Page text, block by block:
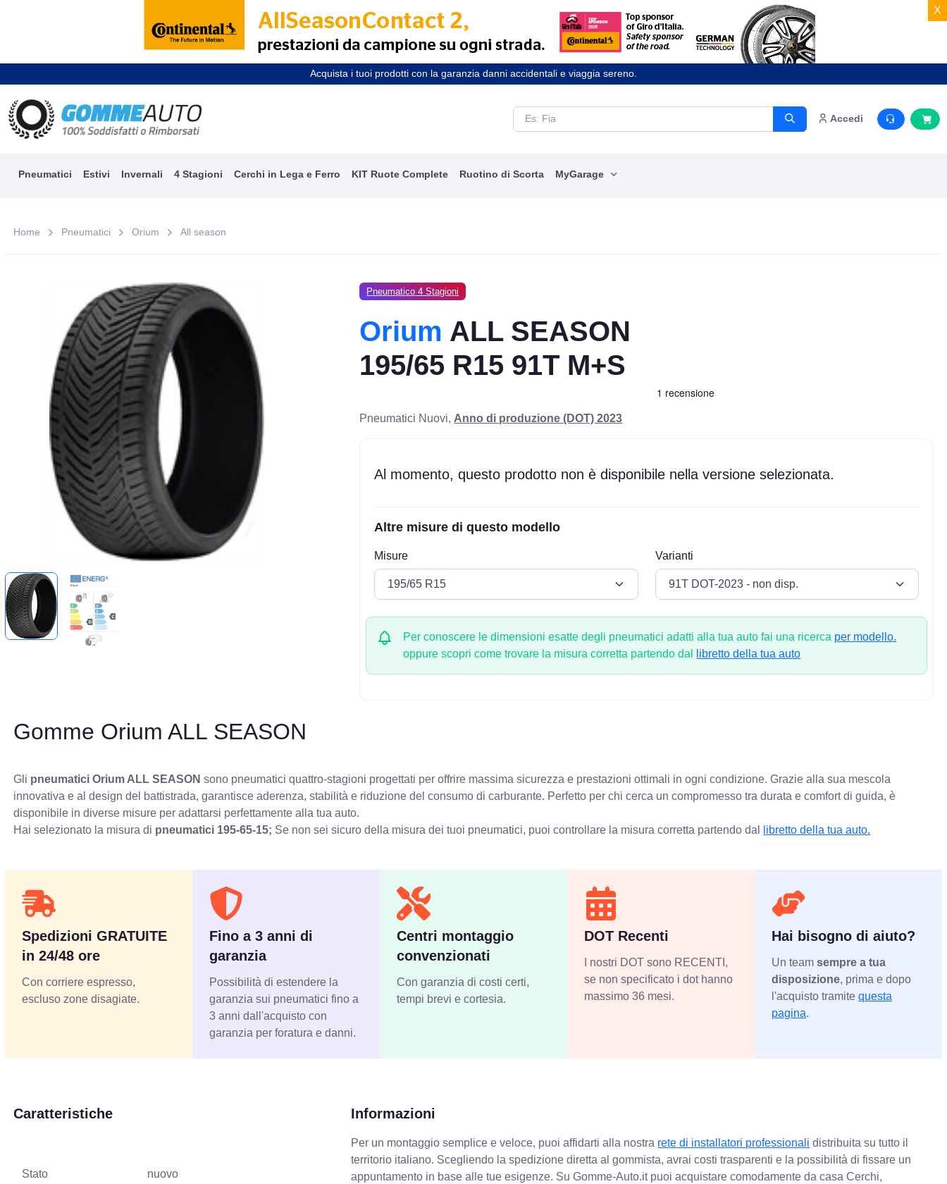
X
Acquista i tuoi prodotti con la garanzia danni accidentali e viaggia sereno.
Accedi
Pneumatici Estivi Invernali 4 Stagioni Cerchi in Lega e Ferro KIT Ruote Complete Ruotino di Scorta MyGarage
Home Pneumatici Orium All season
Pneumatico 4 Stagioni
Orium ALL SEASON
195/65 R15 91T M+S
Pneumatici Nuovi, Anno di produzione (DOT) 2023
Al momento, questo prodotto non è disponibile nella versione selezionata.
Altre misure di questo modello
Misure Varianti
Per conoscere le dimensioni esatte degli pneumatici adatti alla tua auto fai una ricerca per modello.
oppure scopri come trovare la misura corretta partendo dal
libretto della tua auto
Gomme Orium ALL SEASON
Gli pneumatici Orium ALL SEASON sono pneumatici quattro-stagioni progettati per offrire massima sicurezza e prestazioni ottimali in ogni condizione. Grazie alla sua mescola
innovativa e al design del battistrada, garantisce aderenza, stabilità e riduzione del consumo di carburante. Perfetto per chi cerca un compromesso tra durata e comfort di guida, è
disponibile in diverse misure per adattarsi perfettamente alla tua auto.
Hai selezionato la misura di pneumatici 195-65-15; Se non sei sicuro della misura dei tuoi pneumatici, puoi controllare la misura corretta partendo dal libretto della tua auto.
Spedizioni GRATUITE
in 24/48 ore
Con corriere espresso,
escluso zone disagiate.
Fino a 3 anni di
garanzia
Possibilità di estendere la
garanzia sui pneumatici fino a
3 anni dall'acquisto con
garanzia per foratura e danni.
Centri montaggio
convenzionati
Con garanzia di costi certi,
tempi brevi e cortesia.
DOT Recenti
I nostri DOT sono RECENTI,
se non specificato i dot hanno
massimo 36 mesi.
Hai bisogno di aiuto?
Un team sempre a tua
disposizione, prima e dopo
l'acquisto tramite questa
pagina.
Caratteristiche
Stato nuovo
Informazioni
Per un montaggio semplice e veloce, puoi affidarti alla nostra rete di installatori professionali distribuita su tutto il
territorio italiano. Scegliendo la spedizione diretta al gommista, avrai costi trasparenti e la possibilità di fissare un
appuntamento in base alle tue esigenze. Su Gomme-Auto.it puoi acquistare comodamente da casa Cerchi,